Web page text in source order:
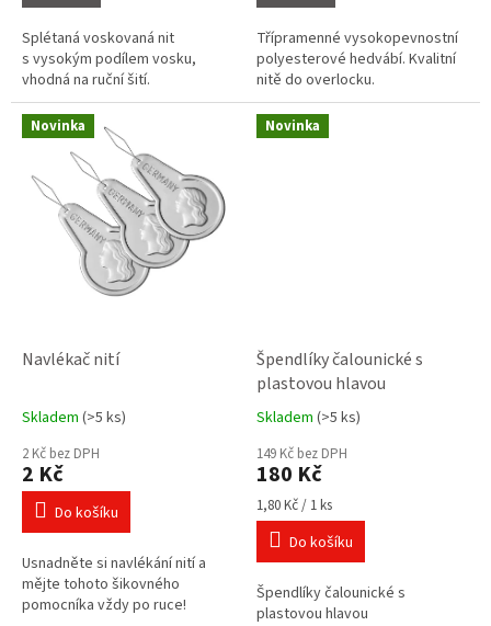
hvězdiček.
Splétaná voskovaná nit
s vysokým podílem vosku,
vhodná na ruční šití.
hvězdiček.
Třípramenné vysokopevnostní
polyesterové hedvábí. Kvalitní
nitě do overlocku.
Novinka
Navlékač nití
Průměrné
hodnocení
produktu
je
4,3
hvězdiček.
Skladem (>5 ks)
2 Kč bez DPH
2 Kč
Do košíku
Usnadněte si navlékání nití a
mějte tohoto šikovného
pomocníka vždy po ruce!
Novinka
Špendlíky čalounické s
plastovou hlavou
Průměrné
hodnocení
produktu
je
5,0
z
hvězdiček.
Skladem (>5 ks)
149 Kč bez DPH
180 Kč
Měrná
cena:
1,80 Kč / 1 ks
Do košíku
Špendlíky čalounické s
plastovou hlavou